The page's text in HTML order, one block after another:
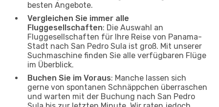
besten Angebote.
Vergleichen Sie immer alle
Fluggesellschaften: Die Auswahl an
Fluggesellschaften für Ihre Reise von Panama-
Stadt nach San Pedro Sula ist groß. Mit unserer
Suchmaschine finden Sie alle verfügbaren Flüge
im Überblick.
Buchen Sie im Voraus: Manche lassen sich
gerne von spontanen Schnäppchen überraschen
und warten mit der Buchung nach San Pedro